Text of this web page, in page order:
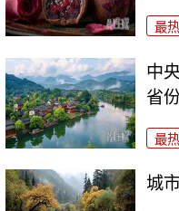
最热
中
省
最热
城